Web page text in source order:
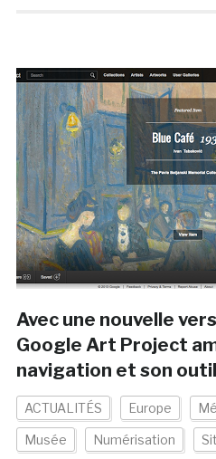
Avec une nouvelle
Google Art Project
navigation et son
ACTUALITÉS Europe
Musée Numérisation